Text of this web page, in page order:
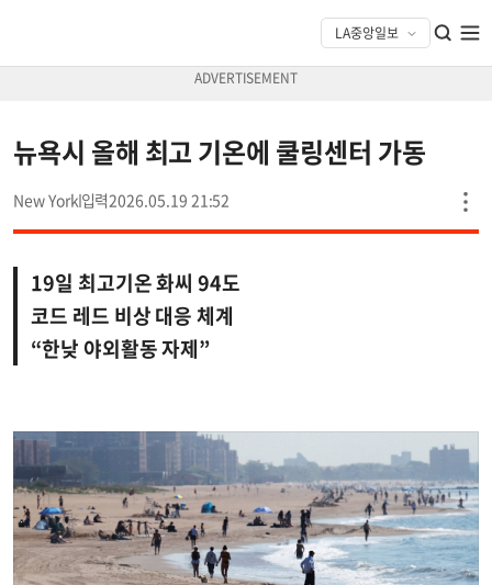
뉴욕시 올해 최고 기온에 쿨링센터 가동
New York 2026.05.19 21:52
19일 최고기온 화씨 94도
코드 레드 비상 대응 체계
“한낮 야외활동 자제”